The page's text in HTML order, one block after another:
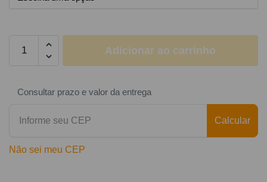
Adicionar ao carrinho
Consultar prazo e valor da entrega
Calcular
Não sei meu CEP